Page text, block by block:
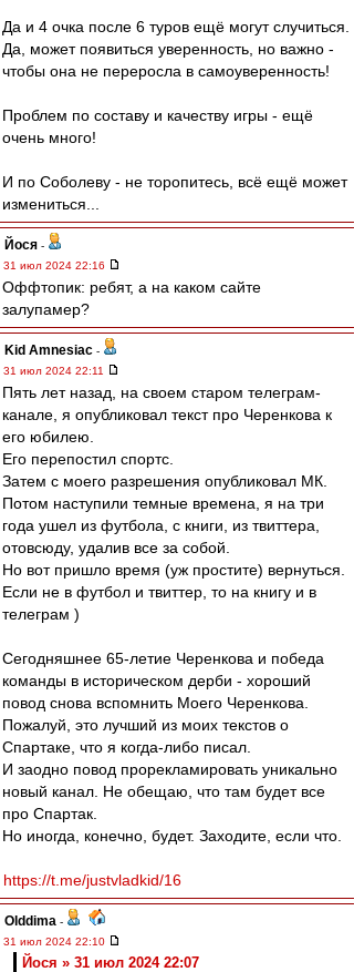
Да и 4 очка после 6 туров ещё могут случиться.
Да, может появиться уверенность, но важно -
чтобы она не переросла в самоуверенность!
Проблем по составу и качеству игры - ещё
очень много!
И по Соболеву - не торопитесь, всё ещё может
измениться...
Йося -
31 июл 2024 22:16
Оффтопик: ребят, а на каком сайте
залупамер?
Kid Amnesiac -
31 июл 2024 22:11
Пять лет назад, на своем старом телеграм-
канале, я опубликовал текст про Черенкова к
его юбилею.
Его перепостил спортс.
Затем с моего разрешения опубликовал МК.
Потом наступили темные времена, я на три
года ушел из футбола, с книги, из твиттера,
отовсюду, удалив все за собой.
Но вот пришло время (уж простите) вернуться.
Если не в футбол и твиттер, то на книгу и в
телеграм )
Сегодняшнее 65-летие Черенкова и победа
команды в историческом дерби - хороший
повод снова вспомнить Моего Черенкова.
Пожалуй, это лучший из моих текстов о
Спартаке, что я когда-либо писал.
И заодно повод прорекламировать уникально
новый канал. Не обещаю, что там будет все
про Спартак.
Но иногда, конечно, будет. Заходите, если что.
https://t.me/justvladkid/16
Olddima -
31 июл 2024 22:10
Йося » 31 июл 2024 22:07